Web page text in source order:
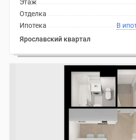
Этаж
Отделка
Ипотека
Ярославский квартал